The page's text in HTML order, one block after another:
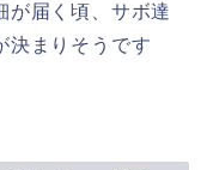
が届く頃、サボ達
決まりそうです